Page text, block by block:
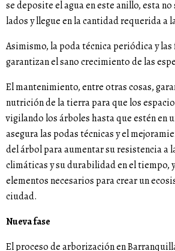
se deposite el agua en este anillo, esta
lados y llegue en la cantidad requerida a
Asimismo, la poda técnica periódica y
garantizan el sano crecimiento de las
El mantenimiento, entre otras cosas,
nutrición de la tierra para que los
vigilando los árboles hasta que estén en
asegura las podas técnicas y el
del árbol para aumentar su resistencia a
climáticas y su durabilidad en el tiempo,
elementos necesarios para crear un
ciudad.
Nueva fase
El proceso de arborización en